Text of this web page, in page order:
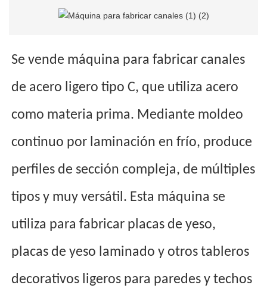
Se vende máquina para fabricar canales
de acero ligero tipo C, que utiliza acero
como materia prima. Mediante moldeo
continuo por laminación en frío, produce
perfiles de sección compleja, de múltiples
tipos y muy versátil. Esta máquina se
utiliza para fabricar placas de yeso,
placas de yeso laminado y otros tableros
decorativos ligeros para paredes y techos